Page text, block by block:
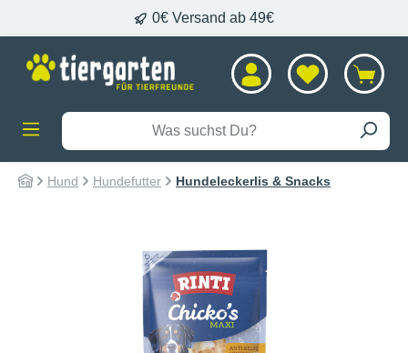
0€ Versand ab 49€
Hund Hundefutter Hundeleckerlis & Snacks
Bildergalerie überspringen